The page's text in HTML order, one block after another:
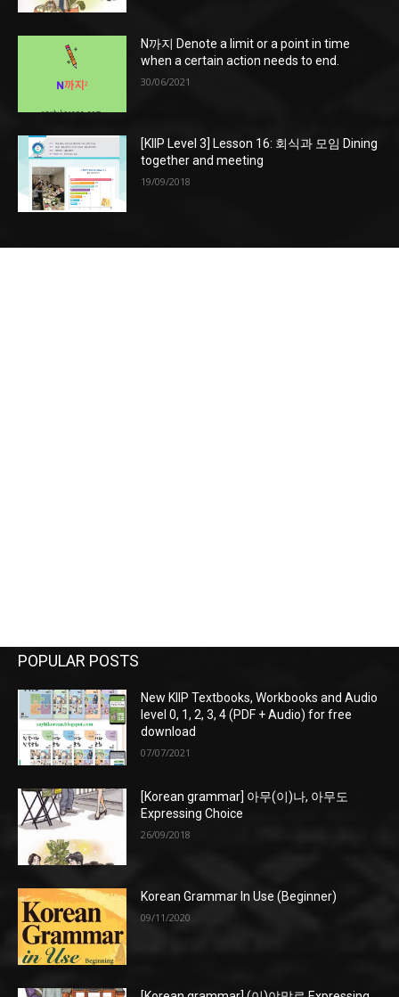
N까지 Denote a limit or a point in time
when a certain action needs to end.
30/06/2021
[KIIP Level 3] Lesson 16: 회식과 모임 Dining
together and meeting
19/09/2018
POPULAR POSTS
New KIIP Textbooks, Workbooks and Audio
level 0, 1, 2, 3, 4 (PDF + Audio) for free
download
07/07/2021
[Korean grammar] 아무(이)나, 아무도
Expressing Choice
26/09/2018
Korean Grammar In Use (Beginner)
09/11/2020